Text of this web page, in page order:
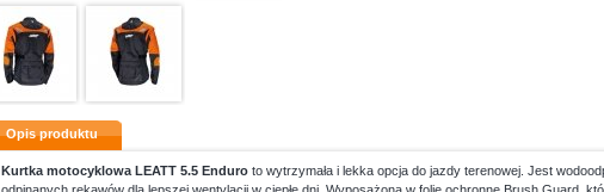
Opis produktu
Kurtka motocyklowa LEATT 5.5 Enduro to wytrzymała i lekka opcja do jazdy terenowej. Jest